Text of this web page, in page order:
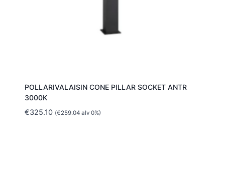
POLLARIVALAISIN CONE PILLAR SOCKET ANTR
3000K
€325.10 (€259.04alv 0%)